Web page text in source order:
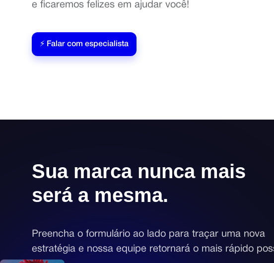
e ficaremos felizes em ajudar você!
⚡ Falar com especialista
Sua marca nunca mais
será a mesma.
Preencha o formulário ao lado para traçar uma nova
estratégia e nossa equipe retornará o mais rápido